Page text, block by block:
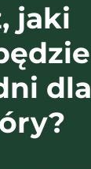
jaki
dla